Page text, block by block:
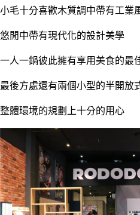
小毛十分喜歡木質調中帶有工業
悠閒中帶有現代化的設計美學
一人一鍋彼此擁有享用美食的最
最後方處還有兩個小型的半開放
整體環境的規劃上十分的用心